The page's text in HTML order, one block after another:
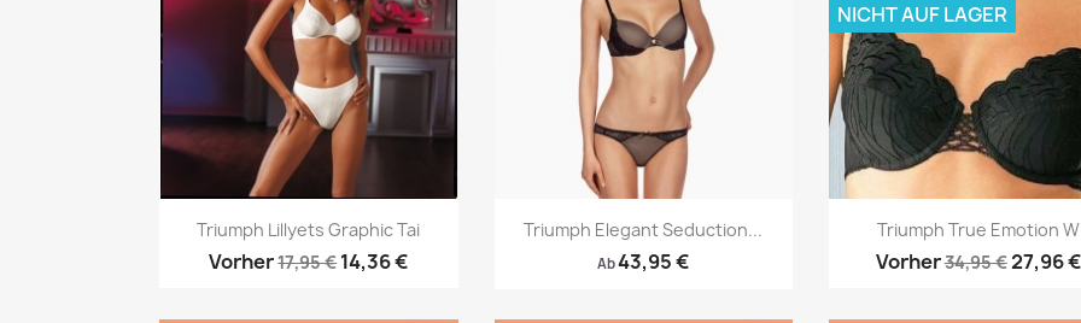
Vorschau
Triumph Lillyets Graphic Tai
Vorher17,95 €14,36 €
Vorschau
Triumph Elegant Seduction...
Ab43,95 €
Vorschau
Triumph True Emotion W
Vorher34,95 €27,96 €
NICHT AUF LAGER